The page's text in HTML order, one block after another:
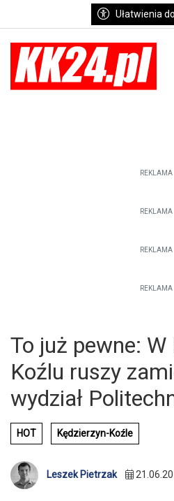
Ułatwienia
REKLAMA
REKLAMA
REKLAMA
REKLAMA
To już pewne:
Koźlu ruszy
wydział
HOT Kędzierzyn-Koźle
Leszek Pietrzak